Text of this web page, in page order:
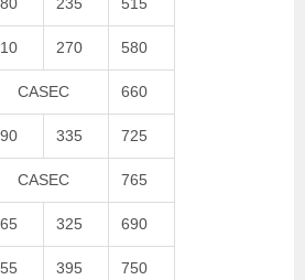
235 515
270 580
CASEC 660
335 725
CASEC 765
325 690
395 750